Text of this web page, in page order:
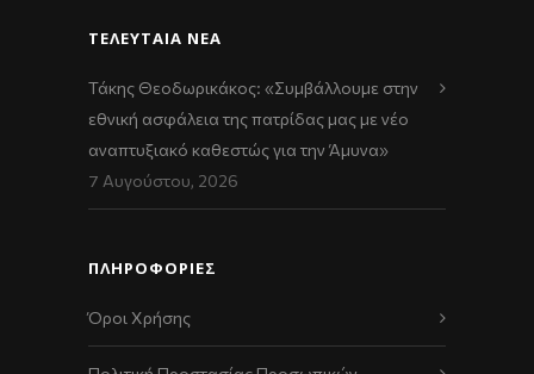
ΤΕΛΕΥΤΑΊΑ ΝΈΑ
Τάκης Θεοδωρικάκος: «Συμβάλλουμε στην
εθνική ασφάλεια της πατρίδας μας με νέο
αναπτυξιακό καθεστώς για την Άμυνα»
7 Αυγούστου, 2026
ΠΛΗΡΟΦΟΡΙΕΣ
Όροι Χρήσης